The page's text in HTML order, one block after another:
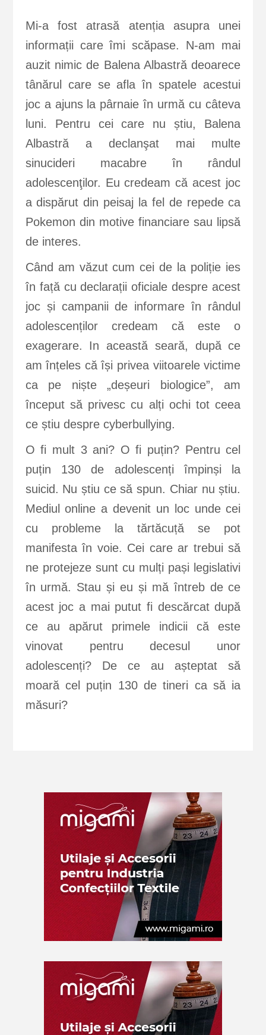
Mi-a fost atrasă atenția asupra unei
informații care îmi scăpase. N-am mai
auzit nimic de Balena Albastră deoarece
tânărul care se afla în spatele acestui
joc a ajuns la pârnaie în urmă cu câteva
luni. Pentru cei care nu știu, Balena
Albastră a declanşat mai multe
sinucideri macabre în rândul
adolescenţilor. Eu credeam că acest joc
a dispărut din peisaj la fel de repede ca
Pokemon din motive financiare sau lipsă
de interes.
Când am văzut cum cei de la poliție ies
în față cu declarații oficiale despre acest
joc și campanii de informare în rândul
adolescenților credeam că este o
exagerare. In această seară, după ce
am înțeles că își privea viitoarele victime
ca pe niște „deșeuri biologice”, am
început să privesc cu alți ochi tot ceea
ce știu despre cyberbullying.
O fi mult 3 ani? O fi puțin? Pentru cel
puțin 130 de adolescenți împinși la
suicid. Nu știu ce să spun. Chiar nu știu.
Mediul online a devenit un loc unde cei
cu probleme la tărtăcuță se pot
manifesta în voie. Cei care ar trebui să
ne protejeze sunt cu mulți pași legislativi
în urmă. Stau și eu și mă întreb de ce
acest joc a mai putut fi descărcat după
ce au apărut primele indicii că este
vinovat pentru decesul unor
adolescenți? De ce au așteptat să
moară cel puțin 130 de tineri ca să ia
măsuri?